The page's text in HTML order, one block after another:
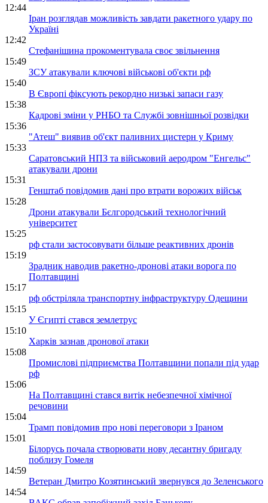
12:44
Іран розглядав можливість завдати ракетного удару по
Україні
12:42
Стефанішина прокоментувала своє звільнення
15:49
ЗСУ атакували ключові військові об'єкти рф
15:40
В Європі фіксують рекордно низькі запаси газу
15:38
Кадрові зміни у РНБО та Службі зовнішньої розвідки
15:36
"Атеш" виявив об'єкт паливних цистерн у Криму
15:33
Саратовський НПЗ та військовий аеродром "Енгельс"
атакували дрони
15:31
Генштаб повідомив дані про втрати ворожих військ
15:28
Дрони атакували Бєлгородський технологічний
університет
15:25
рф стали застосовувати більше реактивних дронів
15:19
Зрадник наводив ракетно-дронові атаки ворога по
Полтавщині
15:17
рф обстріляла транспортну інфраструктуру Одещини
15:15
У Єгипті стався землетрус
15:10
Харків зазнав дронової атаки
15:08
Промислові підприємства Полтавщини попали під удар
рф
15:06
На Полтавщині стався витік небезпечної хімічної
речовини
15:04
Трамп повідомив про нові переговори з Іраном
15:01
Білорусь почала створювати нову десантну бригаду
поблизу Гомеля
14:59
Ветеран Дмитро Козятинський звернувся до Зеленського
14:54